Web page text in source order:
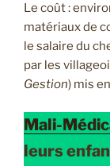
Le coût :
matériaux de
le salaire du
par les
Gestion) mis
Mali-
leurs